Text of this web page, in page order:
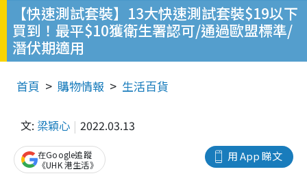
【快速測試套裝】13大快速測試套裝$19以下
買到！最平$10獲衛生署認可/通過歐盟標準/
潛伏期適用
首頁 購物情報 生活百貨
文: 梁穎心 2022.03.13
用 App 睇文
在Google追蹤
《UHK 港生活》